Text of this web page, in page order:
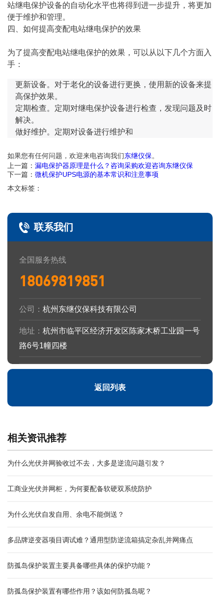
站继电保护设备的自动化水平也将得到进一步提升，将更加
便于维护和管理。
四、如何提高变配电站继电保护的效果
为了提高变配电站继电保护的效果，可以从以下几个方面入
手：
更新设备。对于老化的设备进行更换，使用新的设备来提
高保护效果。
定期检查。定期对继电保护设备进行检查，发现问题及时
解决。
做好维护。定期对设备进行维护和
如果您有任何问题，欢迎来电咨询我们东继仪保。
上一篇： 漏电保护器原理是什么？咨询采购欢迎咨询东继仪保
下一篇： 微机保护UPS电源的基本常识和注意事项
本文标签：
联系我们
全国服务热线
18069819851
公司： 杭州东继仪保科技有限公司
地址： 杭州市临平区经济开发区陈家木桥工业园一号
路6号1幢四楼
返回列表
相关资讯推荐
为什么光伏并网验收过不去，大多是逆流问题引发？
工商业光伏并网柜，为何要配备软硬双系统防护
为什么光伏自发自用、余电不能倒送？
多品牌逆变器项目调试难？通用型防逆流箱搞定杂乱并网痛点
防孤岛保护装置主要具备哪些具体的保护功能？
防孤岛保护装置有哪些作用？该如何防孤岛呢？